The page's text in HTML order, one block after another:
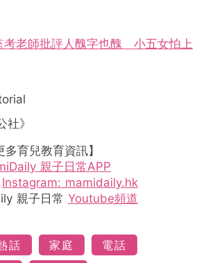
考老師批評人醜字也醜 小五女怕上
》
多育兒教育資訊】
親子日常APP
Instagram: mamidaily.hk
親子日常 Youtube頻道
話 家庭
電話